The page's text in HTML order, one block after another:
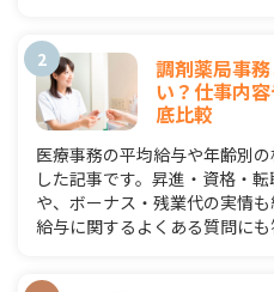
調剤薬局事
い？仕事内
底比較
医療事務の平均給与や年齢別
した記事です。昇進・資格・
や、ボーナス・残業代の実情
給与に関するよくある質問にも